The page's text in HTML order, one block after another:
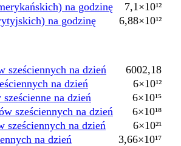
na godzinę
7,1×10¹²
na godzinę
6,88×10¹²
sześciennych na dzień
6002,18
na dzień
6×10¹²
na dzień
6×10¹⁵
sześciennych na dzień
6×10¹⁸
sześciennych na dzień
6×10²¹
na dzień
3,66×10¹⁷